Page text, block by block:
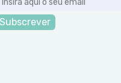
Subscrever